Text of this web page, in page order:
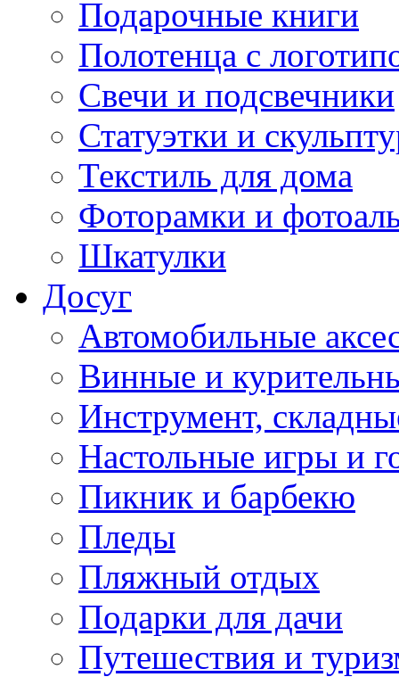
Подарочные книги
Полотенца с
Свечи и подсвечники
Статуэтки и
Текстиль для дома
Фоторамки и
Шкатулки
Досуг
Автомобильные
Винные и
Инструмент,
Настольные игры и
Пикник и барбекю
Пледы
Пляжный отдых
Подарки для дачи
Путешествия и